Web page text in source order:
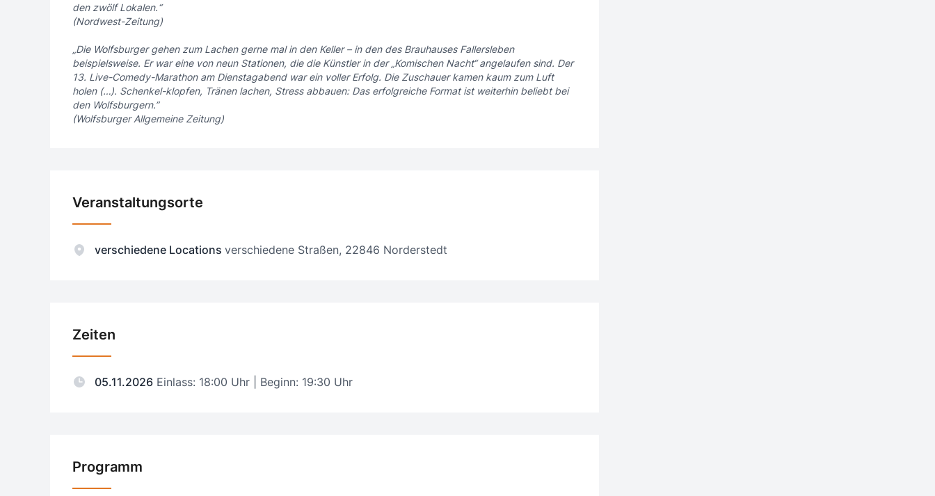
den zwölf Lokalen.“
(Nordwest-Zeitung)
„Die Wolfsburger gehen zum Lachen gerne mal in den Keller – in den des Brauhauses Fallersleben
beispielsweise. Er war eine von neun Stationen, die die Künstler in der „Komischen Nacht“ angelaufen sind. Der
13. Live-Comedy-Marathon am Dienstagabend war ein voller Erfolg. Die Zuschauer kamen kaum zum Luft
holen (…). Schenkel-klopfen, Tränen lachen, Stress abbauen: Das erfolgreiche Format ist weiterhin beliebt bei
den Wolfsburgern.”
(Wolfsburger Allgemeine Zeitung)
Veranstaltungsorte
verschiedene Locations verschiedene Straßen, 22846 Norderstedt
Zeiten
05.11.2026 Einlass: 18:00 Uhr | Beginn: 19:30 Uhr
Programm